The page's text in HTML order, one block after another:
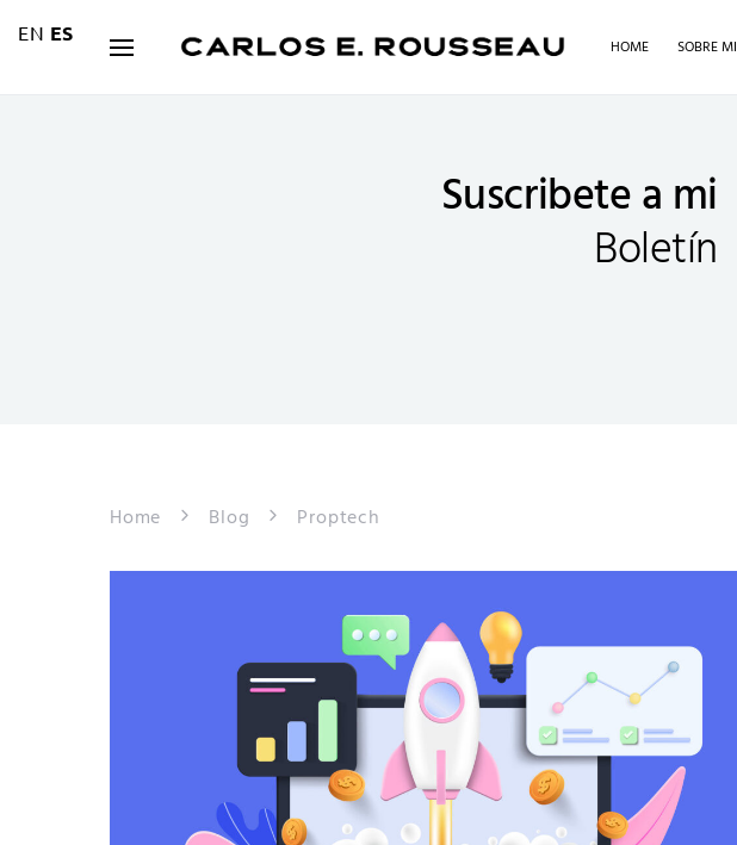
HOME SOBRE MI
Suscribete a mi
Boletín
Home Blog Proptech
EN ES